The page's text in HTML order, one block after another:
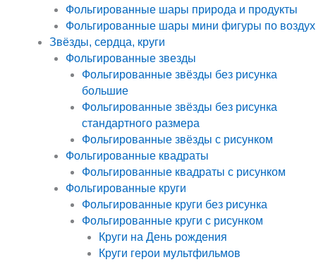
Фольгированные шары природа и продукты
Фольгированные шары мини фигуры по воздух
Звёзды, сердца, круги
Фольгированные звезды
Фольгированные звёзды без рисунка
большие
Фольгированные звёзды без рисунка
стандартного размера
Фольгированные звёзды с рисунком
Фольгированные квадраты
Фольгированные квадраты с рисунком
Фольгированные круги
Фольгированные круги без рисунка
Фольгированные круги с рисунком
Круги на День рождения
Круги герои мультфильмов